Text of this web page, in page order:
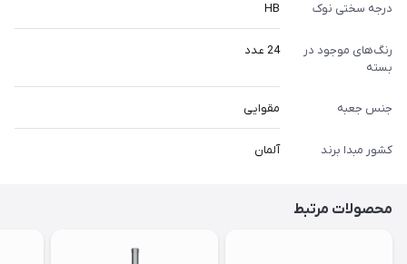
درجه سختی نوک HB
رنگ‌های موجود در
بسته
24 عدد
جنس جعبه مقوایی
کشور مبدا برند آلمان
محصولات مرتبط